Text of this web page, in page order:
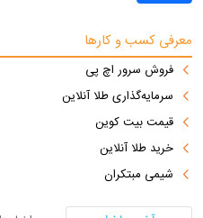
معرفی کسب و کارها
فروش سرور اچ پی
سرمایه‌گذاری طلا آنلاین
قیمت بیت کوین
خرید طلا آنلاین
شیمی مبتکران